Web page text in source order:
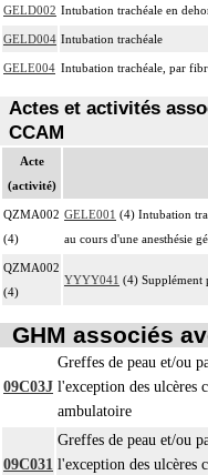
GELD002 Intubation trachéale en
GELD004 Intubation trachéale
GELE004 Intubation trachéale, par
Actes et activités
CCAM
Acte
(activité)
QZMA002
(4)
GELE001 (4) Intubation
au cours d'une anesthésie
QZMA002
(4)
YYYY041 (4) Supplément
GHM associés
09C03J
Greffes de peau et/ou
l'exception des ulcères
ambulatoire
09C031
Greffes de peau et/ou
l'exception des ulcères